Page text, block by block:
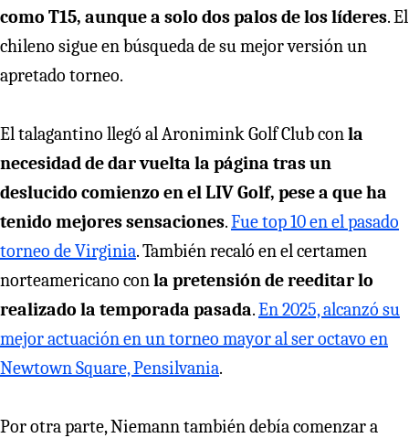
como T15, aunque a solo dos palos de los líderes. El
chileno sigue en búsqueda de su mejor versión un
apretado torneo.
El talagantino llegó al Aronimink Golf Club conla
necesidad de dar vuelta la página tras un
deslucido comienzo en el LIV Golf, pese a que ha
tenido mejores sensaciones.Fue top 10 en el pasado
torneo de Virginia. También recaló en el certamen
norteamericano conla pretensión de reeditar lo
realizado la temporada pasada.En 2025, alcanzó su
mejor actuación en un torneo mayor al ser octavo en
Newtown Square, Pensilvania.
Por otra parte, Niemann también debía comenzar a